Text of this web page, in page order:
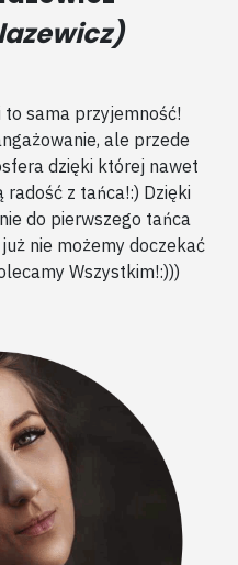
to sama przyjemność!
ale przede
dzięki której nawet
z tańca!:) Dzięki
do pierwszego tańca
nie możemy doczekać
Wszystkim!:)))